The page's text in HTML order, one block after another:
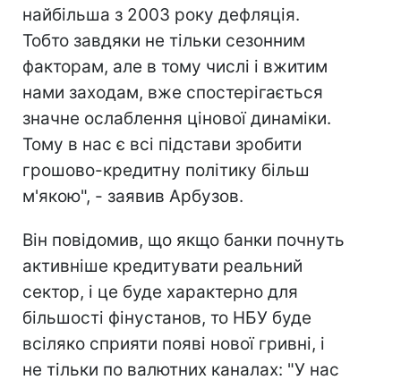
найбільша з 2003 року дефляція.
Тобто завдяки не тільки сезонним
факторам, але в тому числі і вжитим
нами заходам, вже спостерігається
значне ослаблення цінової динаміки.
Тому в нас є всі підстави зробити
грошово-кредитну політику більш
м'якою", - заявив Арбузов.
Він повідомив, що якщо банки почнуть
активніше кредитувати реальний
сектор, і це буде характерно для
більшості фінустанов, то НБУ буде
всіляко сприяти появі нової гривні, і
не тільки по валютних каналах: "У нас